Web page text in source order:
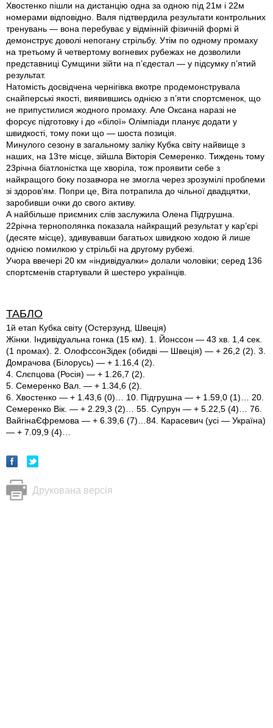
Хвостенко пішли на дистанцію одна за одною під 21м і 22м
номерами відповідно. Валя підтвердила результати контрольних
тренувань — вона перебуває у відмінній фізичній формі й
демонструє доволі непогану стрільбу. Утім по одному промаху
на третьому й четвертому вогневих рубежах не дозволили
представниці Сумщини зійти на п’єдестал — у підсумку п’ятий
результат.
Натомість досвідчена чернігівка вкотре продемонструвала
снайперські якості, виявившись однією з п’яти спортсменок, що
не припустилися жодного промаху. Але Оксана наразі не
форсує підготовку і до «білої» Олімпіади планує додати у
швидкості, тому поки що — шоста позиція.
Минулого сезону в загальному заліку Кубка світу найвище з
наших, на 13те місце, зійшла Вікторія Семеренко. Тиждень тому
23річна біатлоністка ще хворіла, тож проявити себе з
найкращого боку позавчора не змогла через зрозумілі проблеми
зі здоров’ям. Попри це, Віта потрапила до чільної двадцятки,
заробивши очки до свого активу.
А найбільше приємних слів заслужила Олена Підгрушна.
22річна тернополянка показала найкращий результат у кар’єрі
(десяте місце), здивувавши багатьох швидкою ходою й лише
однією помилкою у стрільбі на другому рубежі.
Учора ввечері 20 км «індивідуалки» долали чоловіки; серед 136
спортсменів стартували й шестеро українців.
ТАБЛО
1й етап Кубка світу (Остерзунд, Швеція)
Жінки. Індивідуальна гонка (15 км). 1. Йонссон — 43 хв. 1,4 сек.
(1 промах). 2. Олофссон­Зідек (обидві — Швеція) — + 26,2 (2). 3.
Домрачова (Білорусь) — + 1.16,4 (2).
4. Слєпцова (Росія) — + 1.26,7 (2).
5. Семеренко Вал. — + 1.34,6 (2).
6. Хвостенко — + 1.43,6 (0)… 10. Підгрушна — + 1.59,0 (1)… 20.
Семеренко Вік. — + 2.29,3 (2)… 55. Супрун — + 5.22,5 (4)… 76.
ВайгінаЄфремова — + 6.39,6 (7)…84. Карасевич (усі — Україна)
— + 7.09,9 (4)…
Друкована версія